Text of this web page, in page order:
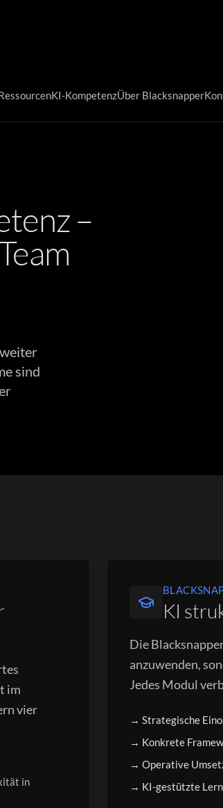
KI-KompetenzÜber Blacksnapper
–
sind
im
vier
in
KI
Die
anzuwenden,
Jedes Modul
→ Strategische
→ Konkrete
→ Operative
→ KI-gestützte